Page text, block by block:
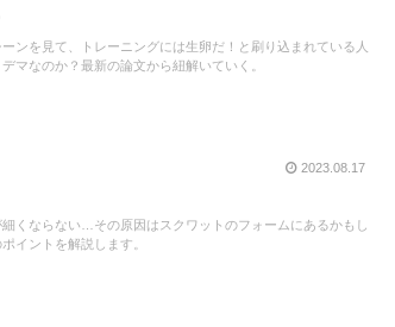
ンを見て、トレーニングには生卵だ！と刷り込まれている人
マなのか？最新の論文から紐解いていく。
2023.08.17
くならない…その原因はスクワットのフォームにあるかもし
イントを解説します。